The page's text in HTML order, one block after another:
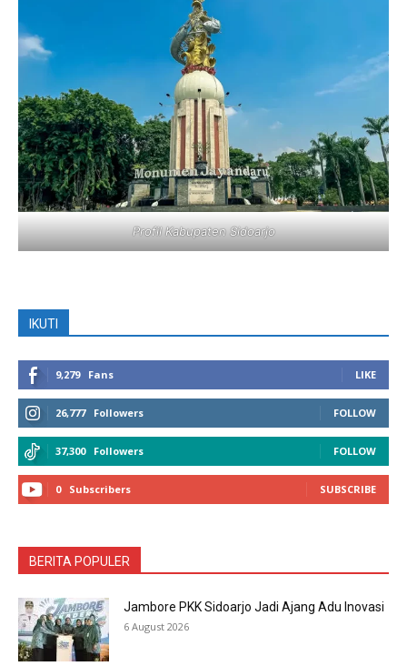
Profil Kabupaten Sidoarjo
IKUTI
9,279 Fans LIKE
26,777 Followers FOLLOW
37,300 Followers FOLLOW
0 Subscribers SUBSCRIBE
BERITA POPULER
Jambore PKK Sidoarjo Jadi Ajang Adu Inovasi
6 August 2026